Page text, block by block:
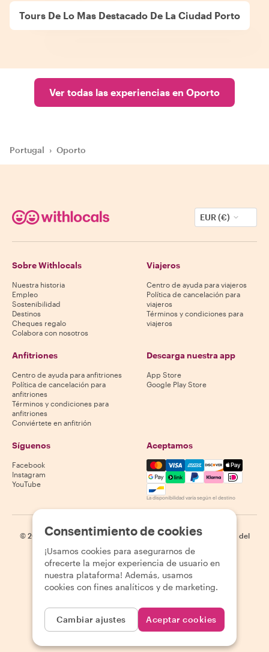
Tours De Lo Mas Destacado De La Ciudad Porto
Ver todas las experiencias en Oporto
Portugal › Oporto
EUR (€)
Sobre Withlocals
Nuestra historia
Empleo
Sostenibilidad
Destinos
Cheques regalo
Colabora con nosotros
Viajeros
Centro de ayuda para viajeros
Política de cancelación para
viajeros
Términos y condiciones para
viajeros
Anfitriones
Centro de ayuda para anfitriones
Política de cancelación para
anfitriones
Términos y condiciones para
anfitriones
Conviértete en anfitrión
Descarga nuestra app
App Store
Google Play Store
Síguenos
Facebook
Instagram
YouTube
Aceptamos
Mastercard, Visa, Amex,
La disponibilidad varía según el destino
© 2026 Withlocals.com | Política de privacidad | Cookies
Mapa del
Consentimiento de cookies
¡Usamos cookies para asegurarnos de
ofrecerte la mejor experiencia de usuario en
nuestra plataforma! Además, usamos
cookies con fines analíticos y de marketing.
Cambiar ajustes Aceptar cookies